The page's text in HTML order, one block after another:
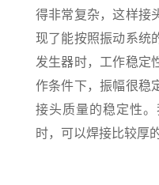
得非常复杂，这样接
现了能按照振动系统
发生器时，工作稳定
作条件下，振幅很稳
接头质量的稳定性
时，可以焊接比较厚